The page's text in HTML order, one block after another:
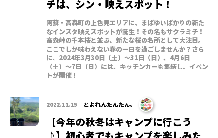
チは、シン・映えスポット！
阿蘇・高森町の上色見エリアに、まばゆいばかりの新た
なインスタ映えスポットが誕生！その名もサクラミチ！
高森峠の千本桜と並ぶ、新たな桜の名所として大注目。
ここでしか味わえない春の一日を過ごしませんか？さら
に、2024年3月30日（土）～31日（日）、4月6日
（土）～7日（日）には、キッチンカーも集結し、イベン
トが開催！
2022.11.15 とよれんたんたん。
【今年の秋冬はキャンプに行こう